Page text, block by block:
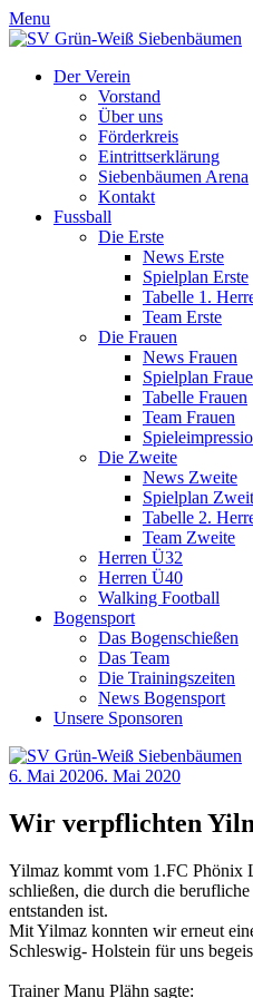
Menu
Der Verein
Vorstand
Über uns
Förderkreis
Eintrittserklärung
Siebenbäumen Arena
Kontakt
Fussball
Die Erste
News Erste
Spielplan Erste
Tabelle 1.
Team Erste
Die Frauen
News Frauen
Spielplan
Tabelle Frauen
Team Frauen
Die Zweite
News Zweite
Spielplan
Tabelle 2.
Team Zweite
Herren Ü32
Herren Ü40
Walking Football
Bogensport
Das Bogenschießen
Das Team
Die Trainingszeiten
News Bogensport
Unsere Sponsoren
6. Mai 20206. Mai 2020
Wir verpflichten
Yilmaz kommt vom 1.FC Phönix
schließen, die durch die
entstanden ist.
Mit Yilmaz konnten wir erneut
Schleswig- Holstein für uns
Trainer Manu Plähn sagte: